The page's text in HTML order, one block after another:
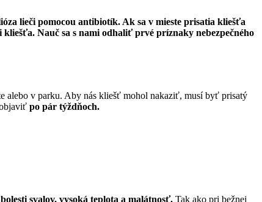
lieči pomocou antibiotík. Ak sa v mieste prisatia kliešťa
Nauč sa s nami odhaliť prvé príznaky nebezpečného
alebo v parku. Aby nás kliešť mohol nakaziť, musí byť prisatý
po pár týždňoch.
bolesti svalov, vysoká teplota a malátnosť. Tak ako pri bežnej